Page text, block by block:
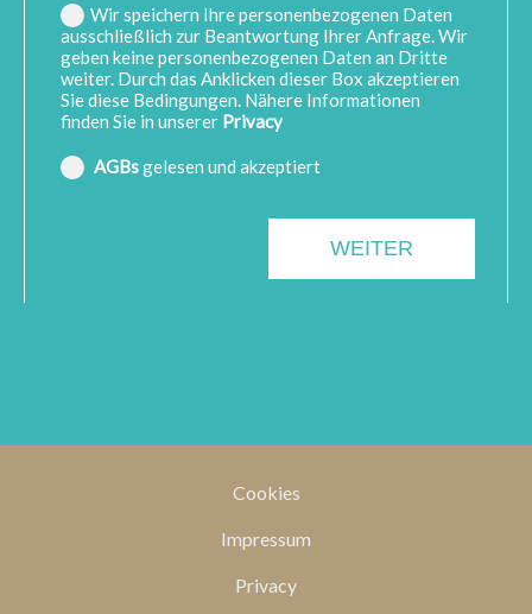
Wir speichern Ihre personenbezogenen Daten
ausschließlich zur Beantwortung Ihrer Anfrage. Wir
geben keine personenbezogenen Daten an Dritte
weiter. Durch das Anklicken dieser Box akzeptieren
Sie diese Bedingungen. Nähere Informationen
finden Sie in unserer Privacy
AGBsgelesen und akzeptiert
Cookies
Impressum
Privacy